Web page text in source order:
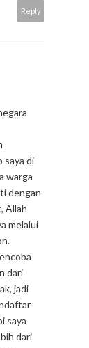
Reply
saya di
warga
dengan
Allah
melalui
dari
jadi
saya
dari